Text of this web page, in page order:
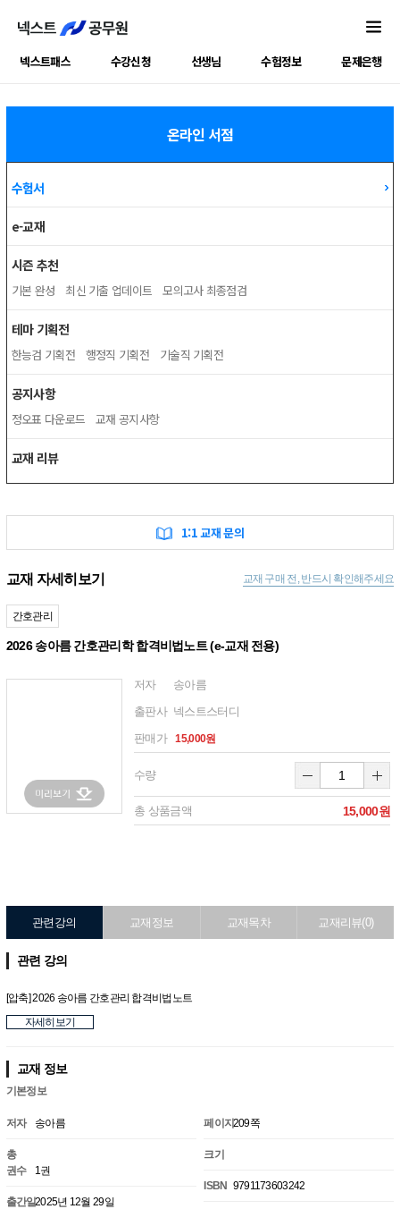
넥스트패스 수강신청 선생님 수험정보 문제은행
온라인 서점
수험서
e-교재
시즌 추천
기본 완성 최신 기출 업데이트 모의고사 최종점검
테마 기획전
한능검 기획전 행정직 기획전 기술직 기획전
공지사항
정오표 다운로드 교재 공지사항
교재 리뷰
1:1 교재 문의
교재 자세히보기 교재 구매 전, 반드시 확인해주세요
간호관리
2026 송아름 간호관리학 합격비법노트 (e-교재 전용)
저자 송아름
출판사 넥스트스터디
판매가 15,000원
수량
총 상품금액 15,000원
관련강의 교재정보 교재목차 교재리뷰(0)
관련 강의
[압축] 2026 송아름 간호관리 합격비법노트
자세히보기
교재 정보
기본정보
저자 송아름
총
권수
1권
출간일2025년 12월 29일
페이지209쪽
크기
ISBN 9791173603242